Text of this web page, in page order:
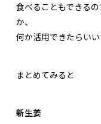
食べることもできる
か、
何か活用できたらいい
まとめてみると
新生姜